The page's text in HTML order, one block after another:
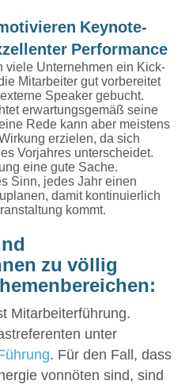
Keynote-
Performance
viele Unternehmen ein Kick-
Mitarbeiter gut vorbereitet
Speaker gebucht.
erwartungsgemäß seine
Rede kann aber meistens
erzielen, da sich
Vorjahres unterscheidet.
eine gute Sache.
Sinn, jedes Jahr einen
damit kontinuierlich
kommt.
zu völlig
Mitarbeiterführung.
unter
. Für den Fall, dass
vonnöten sind, sind